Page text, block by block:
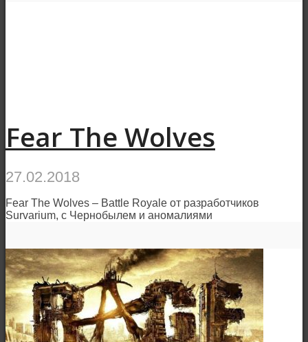
Fear The Wolves
27.02.2018
Fear The Wolves – Battle Royale от разработчиков
Survarium, с Чернобылем и аномалиями